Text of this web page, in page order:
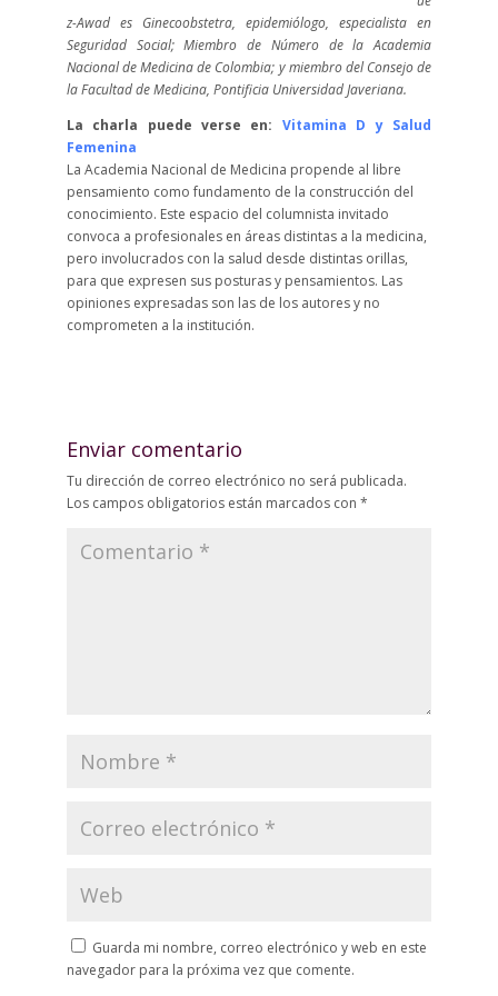
z-Awad es Ginecoobstetra, epidemiólogo, especialista en
Seguridad Social; Miembro de Número de la Academia
Nacional de Medicina de Colombia; y miembro del Consejo de
la Facultad de Medicina, Pontificia Universidad Javeriana.
La charla puede verse en: Vitamina D y Salud
Femenina
La Academia Nacional de Medicina propende al libre
pensamiento como fundamento de la construcción del
conocimiento. Este espacio del columnista invitado
convoca a profesionales en áreas distintas a la medicina,
pero involucrados con la salud desde distintas orillas,
para que expresen sus posturas y pensamientos. Las
opiniones expresadas son las de los autores y no
comprometen a la institución.
Enviar comentario
Tu dirección de correo electrónico no será publicada.
Los campos obligatorios están marcados con *
Guarda mi nombre, correo electrónico y web en este
navegador para la próxima vez que comente.